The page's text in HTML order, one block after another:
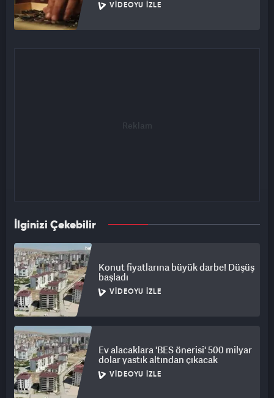
VIDEOYU İZLE
İlginizi Çekebilir
Konut fiyatlarına büyük darbe! Düşüş
başladı
VIDEOYU İZLE
Ev alacaklara 'BES önerisi' 500 milyar
dolar yastık altından çıkacak
VIDEOYU İZLE